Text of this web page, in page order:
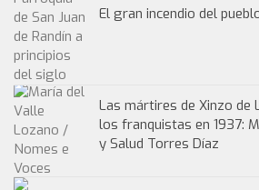
El gran incendio del
Las mártires de Xinzo de
los franquistas en 1937:
y Salud Torres Díaz